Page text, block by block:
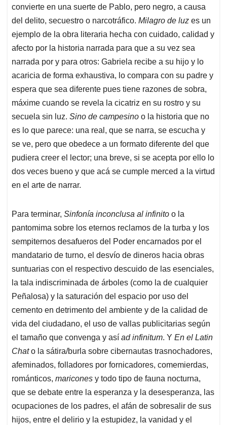
convierte en una suerte de Pablo, pero negro, a causa
del delito, secuestro o narcotráfico. Milagro de luz es un
ejemplo de la obra literaria hecha con cuidado, calidad y
afecto por la historia narrada para que a su vez sea
narrada por y para otros: Gabriela recibe a su hijo y lo
acaricia de forma exhaustiva, lo compara con su padre y
espera que sea diferente pues tiene razones de sobra,
máxime cuando se revela la cicatriz en su rostro y su
secuela sin luz. Sino de campesino o la historia que no
es lo que parece: una real, que se narra, se escucha y
se ve, pero que obedece a un formato diferente del que
pudiera creer el lector; una breve, si se acepta por ello lo
dos veces bueno y que acá se cumple merced a la virtud
en el arte de narrar.
Para terminar, Sinfonía inconclusa al infinito o la
pantomima sobre los eternos reclamos de la turba y los
sempiternos desafueros del Poder encarnados por el
mandatario de turno, el desvío de dineros hacia obras
suntuarias con el respectivo descuido de las esenciales,
la tala indiscriminada de árboles (como la de cualquier
Peñalosa) y la saturación del espacio por uso del
cemento en detrimento del ambiente y de la calidad de
vida del ciudadano, el uso de vallas publicitarias según
el tamaño que convenga y así ad infinitum. Y En el Latin
Chato la sátira/burla sobre cibernautas trasnochadores,
afeminados, folladores por fornicadores, comemierdas,
románticos, maricones y todo tipo de fauna nocturna,
que se debate entre la esperanza y la desesperanza, las
ocupaciones de los padres, el afán de sobresalir de sus
hijos, entre el delirio y la estupidez, la vanidad y el